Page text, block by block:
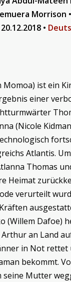
Morrison •
•
ist ein
einer
(Nicole
Atlantis.
Thomas
Heimat
verurteilt
(Willem Dafoe)
an Land
in Not rettet
bekommt.
seine Mutter